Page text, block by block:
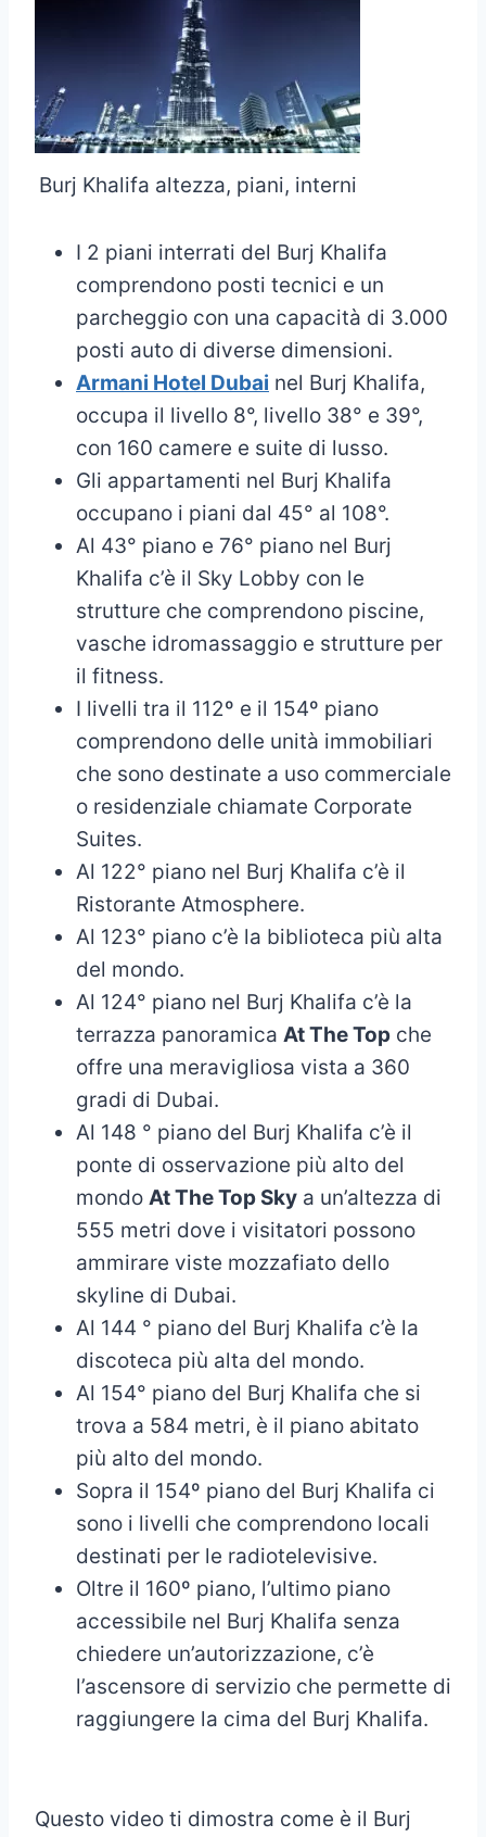
Burj Khalifa altezza, piani, interni
I 2 piani interrati del Burj Khalifa
comprendono posti tecnici e un
parcheggio con una capacità di 3.000
posti auto di diverse dimensioni.
Armani Hotel Dubai nel Burj Khalifa,
occupa il livello 8°, livello 38° e 39°,
con 160 camere e suite di lusso.
Gli appartamenti nel Burj Khalifa
occupano i piani dal 45° al 108°.
Al 43° piano e 76° piano nel Burj
Khalifa c’è il Sky Lobby con le
strutture che comprendono piscine,
vasche idromassaggio e strutture per
il fitness.
I livelli tra il 112º e il 154º piano
comprendono delle unità immobiliari
che sono destinate a uso commerciale
o residenziale chiamate Corporate
Suites.
Al 122° piano nel Burj Khalifa c’è il
Ristorante Atmosphere.
Al 123° piano c’è la biblioteca più alta
del mondo.
Al 124° piano nel Burj Khalifa c’è la
terrazza panoramica At The Top che
offre una meravigliosa vista a 360
gradi di Dubai.
Al 148 ° piano del Burj Khalifa c’è il
ponte di osservazione più alto del
mondo At The Top Sky a un’altezza di
555 metri dove i visitatori possono
ammirare viste mozzafiato dello
skyline di Dubai.
Al 144 ° piano del Burj Khalifa c’è la
discoteca più alta del mondo.
Al 154° piano del Burj Khalifa che si
trova a 584 metri, è il piano abitato
più alto del mondo.
Sopra il 154º piano del Burj Khalifa ci
sono i livelli che comprendono locali
destinati per le radiotelevisive.
Oltre il 160º piano, l’ultimo piano
accessibile nel Burj Khalifa senza
chiedere un’autorizzazione, c’è
l’ascensore di servizio che permette di
raggiungere la cima del Burj Khalifa.
Questo video ti dimostra come è il Burj